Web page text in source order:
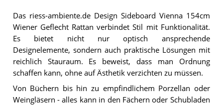
Das riess-ambiente.de Design Sideboard Vienna 154cm
Wiener Geflecht Rattan verbindet Stil mit Funktionalität.
Es bietet nicht nur optisch ansprechende
Designelemente, sondern auch praktische Lösungen mit
reichlich Stauraum. Es beweist, dass man Ordnung
schaffen kann, ohne auf Ästhetik verzichten zu müssen.
Von Büchern bis hin zu empfindlichem Porzellan oder
Weingläsern - alles kann in den Fächern oder Schubladen